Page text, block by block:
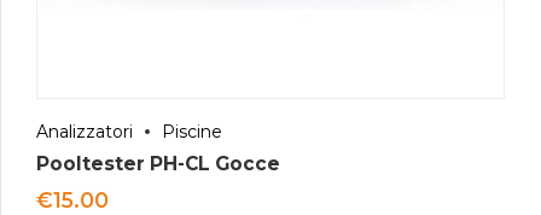
Analizzatori Piscine
Pooltester PH-CL Gocce
€15.00